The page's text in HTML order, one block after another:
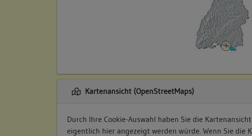
Kartenansicht (OpenStreetMaps)
Durch Ihre Cookie-Auswahl haben Sie die
eigentlich hier angezeigt werden würde. Wenn Sie die